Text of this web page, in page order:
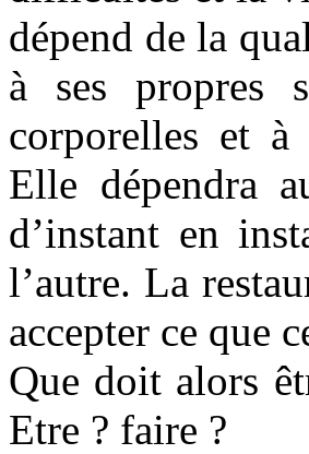
dépend de la
à ses propres
corporelles et à
Elle dépendra
d’instant en
l’autre. La
accepter ce que
Que doit alors
Etre ? faire ?